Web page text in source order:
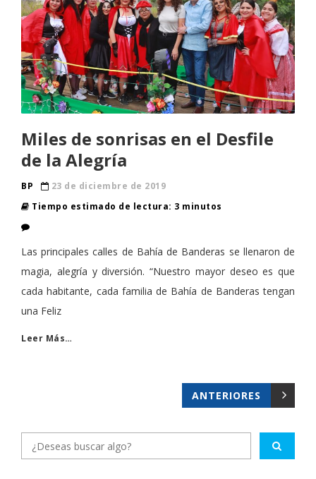
Miles de sonrisas en el Desfile
de la Alegría
BP
23 de diciembre de 2019
Tiempo estimado de lectura: 3 minutos
​​Las principales calles de Bahía de Banderas se llenaron de
magia, alegría y diversión. “Nuestro mayor deseo es que
cada habitante, cada familia de Bahía de Banderas tengan
una Feliz
Leer Más…
ANTERIORES